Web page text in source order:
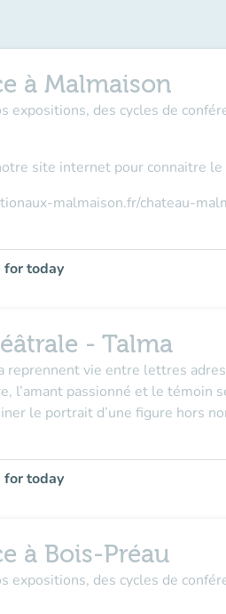
à Malmaison
expositions, des cycles de
site internet pour connaitre le
malmaison.fr/chateau-
for today
- Talma
reprennent vie entre lettres
l’amant passionné et le
le portrait d’une figure hors
for today
à Bois-Préau
expositions, des cycles de